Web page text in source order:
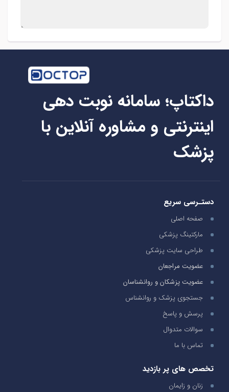
داکتاپ؛ سامانه نوبت دهی
اینترنتی و مشاوره آنلاین با
پزشک
دستـرسی سریع
صفحه اصلی
مارکتینگ پزشکی
طراحی سایت پزشکی
عضویت مراجعان
عضویت پزشکان و روانشناسان
جستجوی پزشک و روانشناس
پرسش و پاسخ
سوالات متدوال
تماس با ما
تخصص های پر بازدید
زنان و زایمان